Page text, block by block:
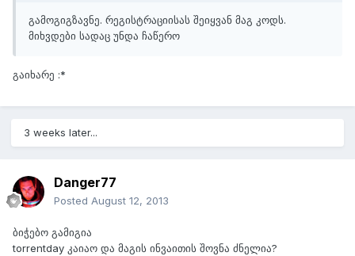
გამოგიგზავნე. რეგისტრაციისას შეიყვან მაგ კოდს.
მიხვდები სადაც უნდა ჩაწერო
გაიხარე :*
3 weeks later...
Danger77
Posted August 12, 2013
ბიჭებო გამიგია
torrentday კაიაო და მაგის ინვაითის შოვნა ძნელია?